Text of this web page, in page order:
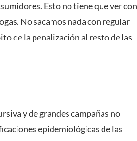
Esto no tiene que ver con
No sacamos nada con regular
de la penalización al resto de las
y de grandes campañas no
epidemiológicas de las